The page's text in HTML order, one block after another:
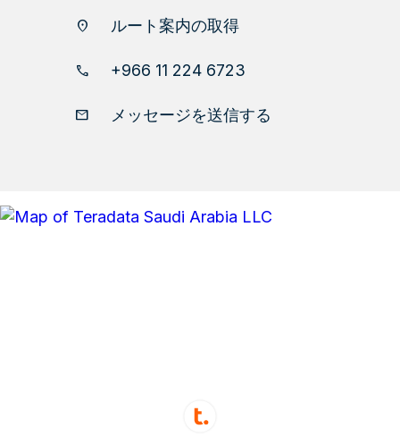
location_on ルート案内の取得
phone +966 11 224 6723
email メッセージを送信する